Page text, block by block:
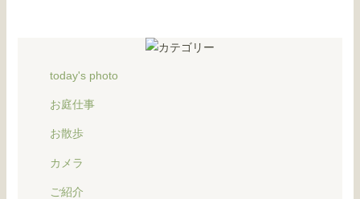
today's photo
お庭仕事
お散歩
カメラ
ご紹介